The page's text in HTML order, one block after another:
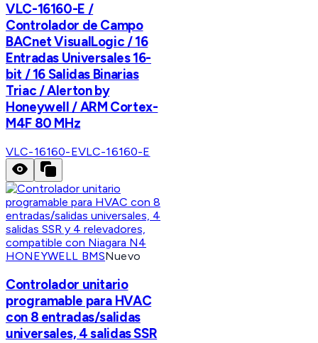
VLC-16160-E /
Controlador de Campo
BACnet VisualLogic / 16
Entradas Universales 16-
bit / 16 Salidas Binarias
Triac / Alerton by
Honeywell / ARM Cortex-
M4F 80 MHz
VLC-16160-EVLC-16160-E
HONEYWELL BMSNuevo
Controlador unitario
programable para HVAC
con 8 entradas/salidas
universales, 4 salidas SSR